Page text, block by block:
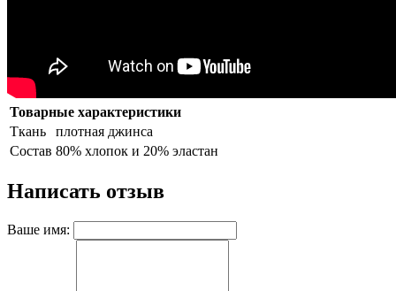
Товарные характеристики
Ткань
плотная джинса
Состав 80% хлопок и 20% эластан
Написать отзыв
Ваше имя: